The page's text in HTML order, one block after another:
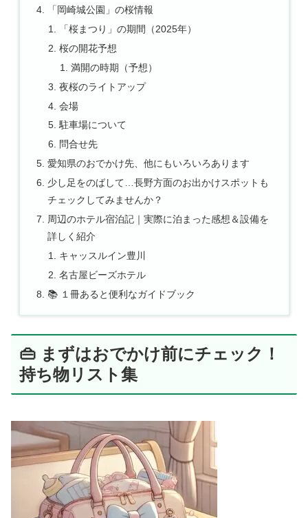
「岡崎城公園」の桜情報
「桜まつり」の期間（2025年）
桜の開花予想
満開の時期（予想）
夜桜のライトアップ
会場
駐車場について
問合せ先
愛知県のおでかけ先、他にもいろいろあります
少し足をのばして…長野方面のお出かけスポットも
チェックしてみませんか？
周辺のホテル宿泊記｜実際に泊まった感想＆設備を
詳しく紹介
キャッスルイン豊川
名古屋ビーズホテル
📚 １冊あると便利なガイドブック
👜 まずはおでかけ前にチェック！
持ち物リスト集